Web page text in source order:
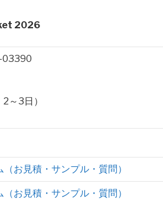
2026
03390
～3日）
お見積・サンプル・質問）
お見積・サンプル・質問）